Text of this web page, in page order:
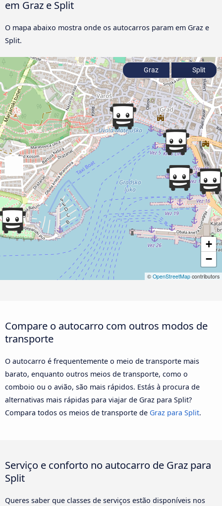
em Graz e Split
O mapa abaixo mostra onde os autocarros param em Graz e
Split.
+
−
© OpenStreetMap contributors
Graz Split
Compare o autocarro com outros modos de
transporte
O autocarro é frequentemente o meio de transporte mais
barato, enquanto outros meios de transporte, como o
comboio ou o avião, são mais rápidos. Estás à procura de
alternativas mais rápidas para viajar de Graz para Split?
Compara todos os meios de transporte de Graz para Split.
Serviço e conforto no autocarro de Graz para
Split
Queres saber que classes de serviços estão disponíveis nos